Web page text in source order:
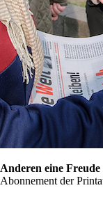
Anderen eine Freude
Abonnement der